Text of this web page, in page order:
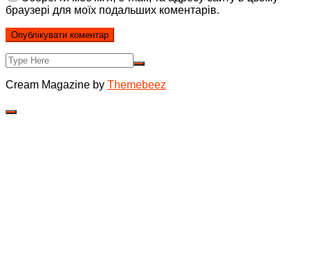
браузері для моїх подальших коментарів.
Cream Magazine by Themebeez